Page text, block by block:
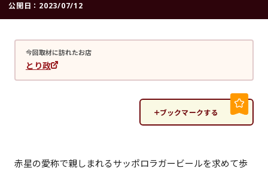
公開日： 2023/07/12
今回取材に訪れたお店
とり政
ブックマークする
赤星の愛称で親しまれるサッポロラガービールを求めて歩